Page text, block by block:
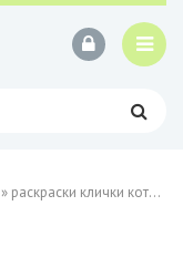
» раскраски клички котов и их